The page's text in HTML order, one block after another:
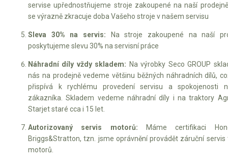
servise upřednostňujeme stroje zakoupené na naší
se výrazně zkracuje doba Vašeho stroje v našem servisu
Sleva 30% na servis: Na stroje zakoupené na naší
poskytujeme slevu 30% na servisní práce
Náhradní díly vždy skladem: Na výrobky Seco GROUP
nás na prodejně vedeme většinu běžných náhradních dílů,
přispívá k rychlému provedení servisu a spokojenosti
zákazníka. Skladem vedeme náhradní díly i na traktory
Starjet staré cca i 15 let.
Autorizovaný servis motorů: Máme certifikaci
Briggs&Stratton, tzn. jsme oprávnění provádět záruční servis
motorů.